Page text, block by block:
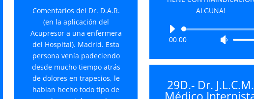
Comentarios del Dr. D.A.R.
(en la aplicación del
Acupresor a una enfermera
del Hospital). Madrid. Esta
persona venía padeciendo
desde mucho tiempo atrás
de dolores en trapecios, le
habían hecho todo tipo de
ALGUNA!
Reproductor
00:00
Utiliza
flecha
arriba/
29D.- Dr. J.L.C.M.